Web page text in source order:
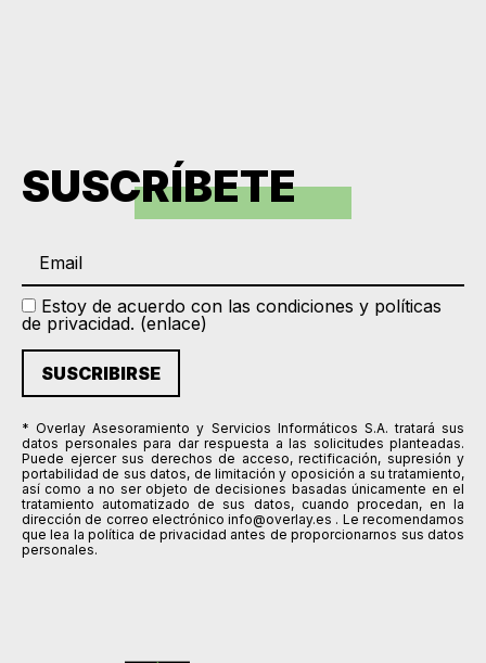
SUSCRÍBETE
Estoy de acuerdo con las condiciones y políticas
de privacidad. (enlace)
* Overlay Asesoramiento y Servicios Informáticos S.A. tratará sus
datos personales para dar respuesta a las solicitudes planteadas.
Puede ejercer sus derechos de acceso, rectificación, supresión y
portabilidad de sus datos, de limitación y oposición a su tratamiento,
así como a no ser objeto de decisiones basadas únicamente en el
tratamiento automatizado de sus datos, cuando procedan, en la
dirección de correo electrónico info@overlay.es . Le recomendamos
que lea la política de privacidad antes de proporcionarnos sus datos
personales.